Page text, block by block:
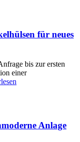
für neues
bis zur ersten
einer
Anlage